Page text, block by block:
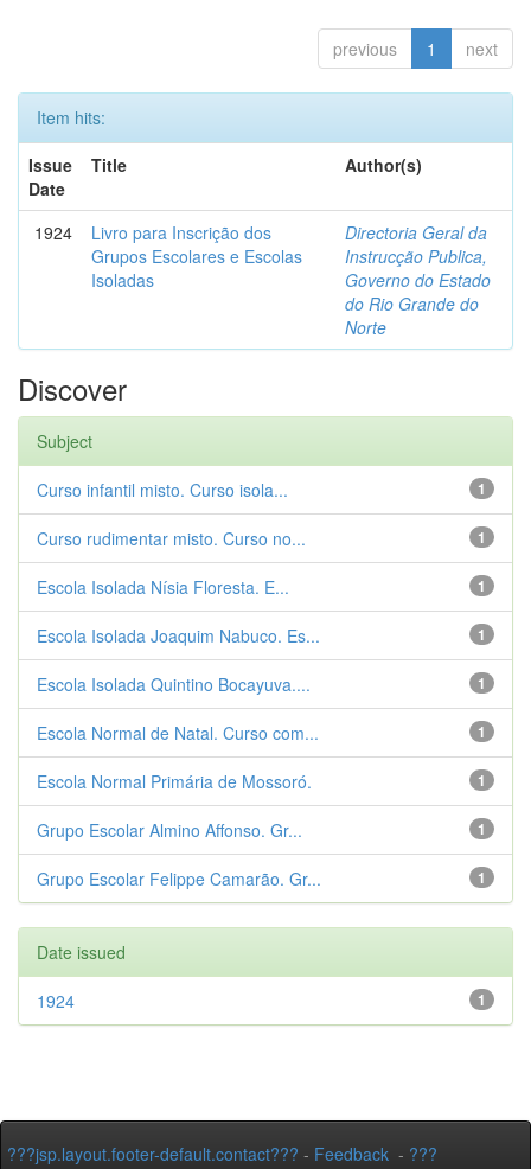
previous 1 next
Item hits:
Issue
Date
Title Author(s)
1924
Livro para Inscrição dos
Grupos Escolares e Escolas
Isoladas
Directoria Geral da
Instrucção Publica,
Governo do Estado
do Rio Grande do
Norte
Discover
Subject
1
Curso infantil misto. Curso isola...
1
Curso rudimentar misto. Curso no...
1
Escola Isolada Nísia Floresta. E...
1
Escola Isolada Joaquim Nabuco. Es...
1
Escola Isolada Quintino Bocayuva....
1
Escola Normal de Natal. Curso com...
1
Escola Normal Primária de Mossoró.
1
Grupo Escolar Almino Affonso. Gr...
1
Grupo Escolar Felippe Camarão. Gr...
Date issued
1
1924
???jsp.layout.footer-default.contact??? - Feedback - ???